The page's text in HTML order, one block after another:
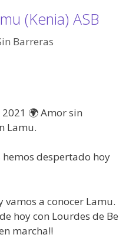
(Kenia) ASB
Barreras
🌍 Amor sin
Lamu.
hemos despertado hoy
vamos a conocer Lamu.
hoy con Lourdes de Be
marcha!!